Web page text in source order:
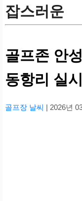
잡스러운
골프존 안
동항리 실
골프장 날씨 | 2026년